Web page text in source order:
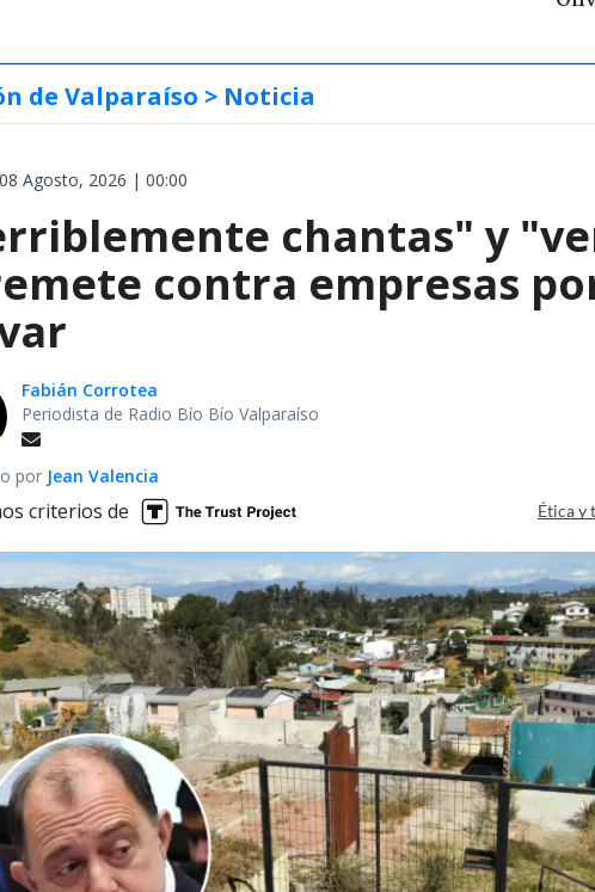
de Valparaíso > Noticia
Agosto, 2026 | 00:00
chantas" y
contra empresas
Fabián Corrotea
Periodista de Radio Bío Bío Valparaíso
por Jean Valencia
criterios de Ética y